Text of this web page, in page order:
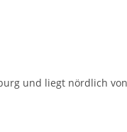
und liegt nördlich